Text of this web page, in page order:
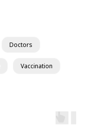
Doctors
Vaccination